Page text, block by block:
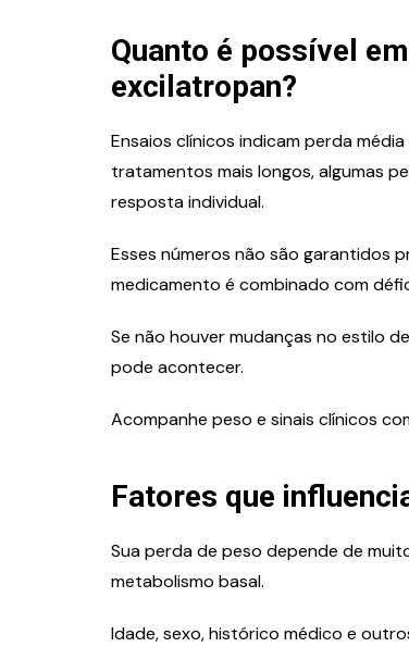
Quanto é possível
excilatropan?
Ensaios clínicos indicam perda
tratamentos mais longos, algumas
resposta individual.
Esses números não são garantidos
medicamento é combinado com
Se não houver mudanças no estilo
pode acontecer.
Acompanhe peso e sinais clínicos
Fatores que
Sua perda de peso depende de
metabolismo basal.
Idade, sexo, histórico médico e